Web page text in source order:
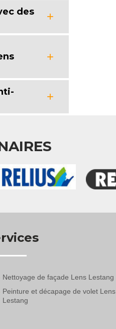
des
Nettoyage de façade Lens Lestang
Peinture et décapage de volet Lens
Lestang